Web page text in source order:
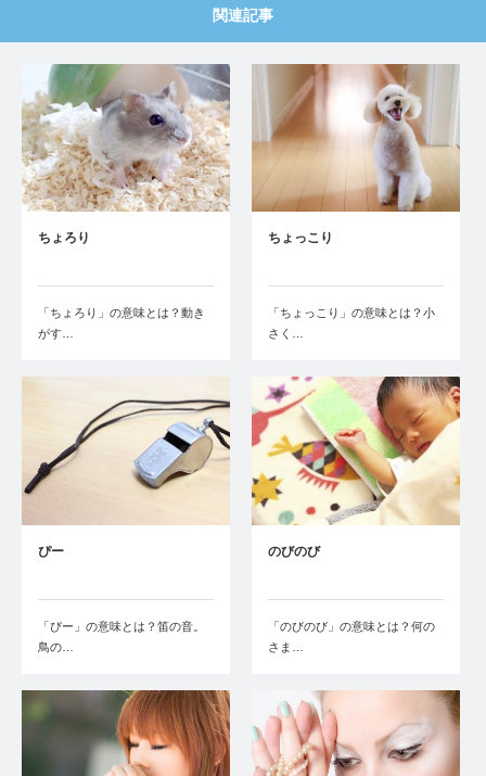
関連記事
ちょろり
「ちょろり」の意味とは？動き
がす…
ちょっこり
「ちょっこり」の意味とは？小
さく…
ぴー
「ぴー」の意味とは？笛の音。
鳥の…
のびのび
「のびのび」の意味とは？何の
さま…